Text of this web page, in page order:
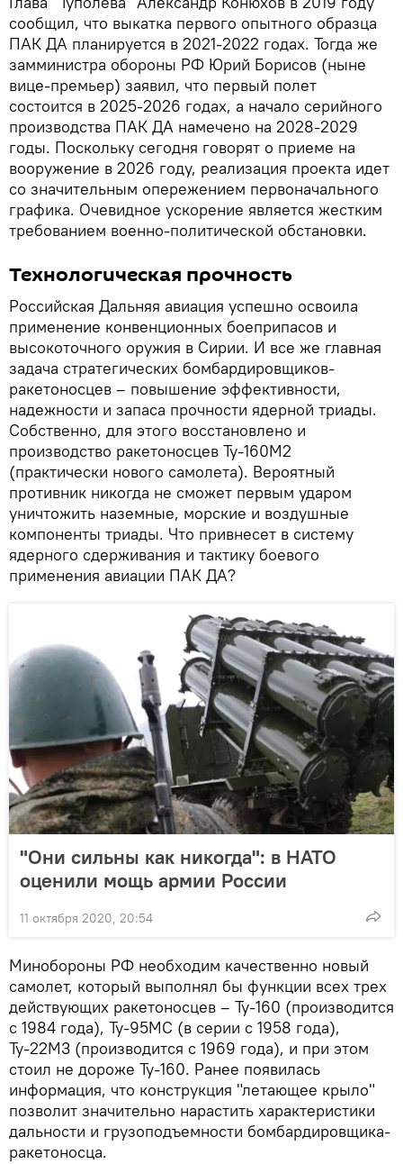
сообщил, что выкатка первого опытного образца
ПАК ДА планируется в 2021-2022 годах. Тогда же
замминистра обороны РФ Юрий Борисов (ныне
вице-премьер) заявил, что первый полет
состоится в 2025-2026 годах, а начало серийного
производства ПАК ДА намечено на 2028-2029
годы. Поскольку сегодня говорят о приеме на
вооружение в 2026 году, реализация проекта идет
со значительным опережением первоначального
графика. Очевидное ускорение является жестким
требованием военно-политической обстановки.
Технологическая прочность
Российская Дальняя авиация успешно освоила
применение конвенционных боеприпасов и
высокоточного оружия в Сирии. И все же главная
задача стратегических бомбардировщиков-
ракетоносцев – повышение эффективности,
надежности и запаса прочности ядерной триады.
Собственно, для этого восстановлено и
производство ракетоносцев Ту-160М2
(практически нового самолета). Вероятный
противник никогда не сможет первым ударом
уничтожить наземные, морские и воздушные
компоненты триады. Что привнесет в систему
ядерного сдерживания и тактику боевого
применения авиации ПАК ДА?
"Они сильны как никогда": в НАТО
оценили мощь армии России
11 октября 2020, 20:54
Минобороны РФ необходим качественно новый
самолет, который выполнял бы функции всех трех
действующих ракетоносцев – Ту-160 (производится
с 1984 года), Ту-95МС (в серии с 1958 года),
Ту-22М3 (производится с 1969 года), и при этом
стоил не дороже Ту-160. Ранее появилась
информация, что конструкция "летающее крыло"
позволит значительно нарастить характеристики
дальности и грузоподъемности бомбардировщика-
ракетоносца.